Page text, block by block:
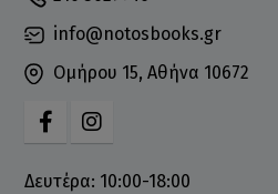
info@notosbooks.gr
Ομήρου 15, Αθήνα 10672
Δευτέρα: 10:00-18:00